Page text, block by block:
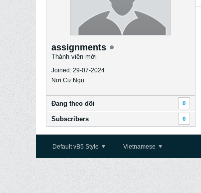
assignments
Thành viên mới
Joined: 29-07-2024
Nơi Cư Ngụ:
Ðang theo dõi 0
Subscribers 0
Default vB5 Style Vietnamese